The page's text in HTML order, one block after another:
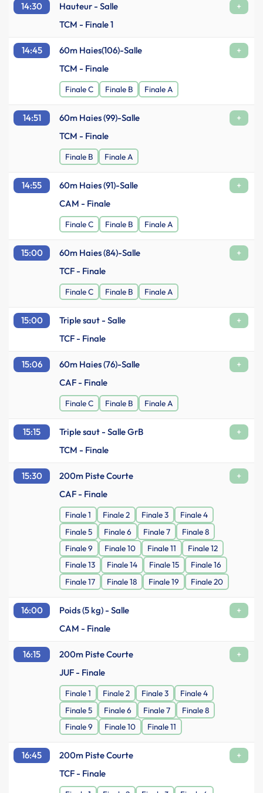
14:30 Hauteur - Salle
+
TCM - Finale 1
14:45 60m Haies(106)-Salle
+
TCM - Finale
Finale C Finale B Finale A
14:51 60m Haies (99)-Salle
+
TCM - Finale
Finale B Finale A
14:55 60m Haies (91)-Salle
+
CAM - Finale
Finale C Finale B Finale A
15:00 60m Haies (84)-Salle
+
TCF - Finale
Finale C Finale B Finale A
15:00 Triple saut - Salle
+
TCF - Finale
15:06 60m Haies (76)-Salle
+
CAF - Finale
Finale C Finale B Finale A
15:15 Triple saut - Salle GrB
+
TCM - Finale
15:30 200m Piste Courte
+
CAF - Finale
Finale 1 Finale 2 Finale 3
Finale 4
Finale 5
Finale 6 Finale 7
Finale 8
Finale 9
Finale 10 Finale 11
Finale 12
Finale 13
Finale 14 Finale 15
Finale 16
Finale 17
Finale 18 Finale 19 Finale 20
16:00 Poids (5 kg) - Salle
+
CAM - Finale
16:15 200m Piste Courte
+
JUF - Finale
Finale 1 Finale 2 Finale 3
Finale 4
Finale 5
Finale 6 Finale 7
Finale 8
Finale 9
Finale 10 Finale 11
16:45 200m Piste Courte
+
TCF - Finale